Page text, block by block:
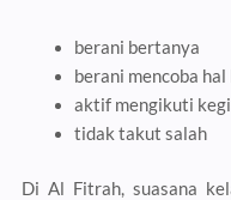
berani bertanya
berani mencoba hal
aktif mengikuti
tidak takut salah
Di Al Fitrah, suasana